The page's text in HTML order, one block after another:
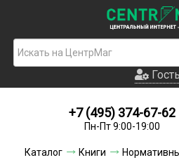
Гость
Новинки
Условия
Гость
+7 (495) 374-67-62
Пн-Пт 9:00-19:00
Каталог Книги